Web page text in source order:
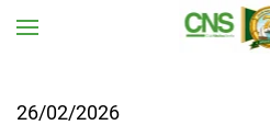
26/02/2026